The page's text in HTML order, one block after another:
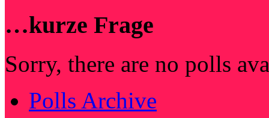
…kurze Frage
Sorry, there are no polls
Polls Archive